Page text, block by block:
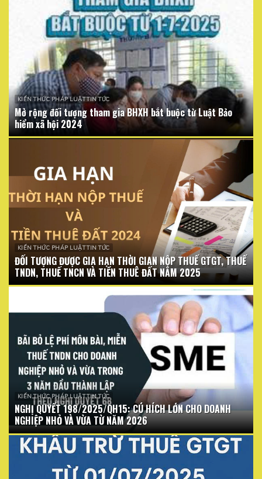
KIẾN THỨC PHÁP LUẬT TIN TỨC
Mở rộng đối tượng tham gia BHXH bắt buộc từ Luật Bảo
hiểm xã hội 2024
KIẾN THỨC PHÁP LUẬT TIN TỨC
ĐỐI TƯỢNG ĐƯỢC GIA HẠN THỜI GIAN NỘP THUẾ GTGT, THUẾ
TNDN, THUẾ TNCN VÀ TIỀN THUÊ ĐẤT NĂM 2025
KIẾN THỨC PHÁP LUẬT TIN TỨC
NGHỊ QUYẾT 198/2025/QH15: CÚ HÍCH LỚN CHO DOANH
NGHIỆP NHỎ VÀ VỪA TỪ NĂM 2026